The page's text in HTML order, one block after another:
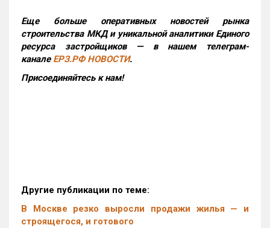
Еще больше оперативных новостей рынка
строительства МКД и уникальной аналитики Единого
ресурса застройщиков — в нашем телеграм-
канале ЕРЗ.РФ НОВОСТИ.
Присоединяйтесь к нам!
Другие публикации по теме:
В Москве резко выросли продажи жилья — и
строящегося, и готового